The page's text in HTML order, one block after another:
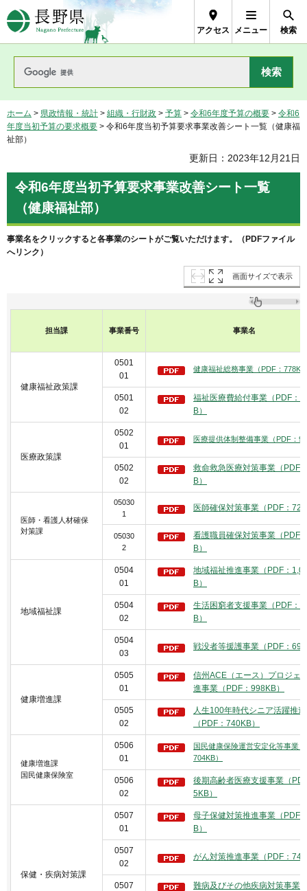
長野県Nagano Prefecture
アクセス メニュー 検索
ホーム > 県政情報・統計 > 組織・行財政 > 予算 > 令和6年度予算の概要 > 令和6
年度当初予算の要求概要 > 令和6年度当初予算要求事業改善シート一覧（健康福
祉部）
更新日：2023年12月21日
令和6年度当初予算要求事業改善シート一覧
（健康福祉部）
事業名をクリックすると各事業のシートがご覧いただけます。（PDFファイル
へリンク）
画面サイズで表示
担当課 事業番号 事業名
健康福祉政策課
0501
01
健康福祉総務事業（PDF：778KB
0501
02
福祉医療費給付事業（PDF：
B）
医療政策課
0502
01
医療提供体制整備事業（PDF：
0502
02
救命救急医療対策事業（PDF
B）
医師・看護人材確保
対策課
05030
1
医師確保対策事業（PDF：
05030
2
看護職員確保対策事業（PDF
B）
地域福祉課
0504
01
地域福祉推進事業（PDF：
B）
0504
02
生活困窮者支援事業（PDF：
B）
0504
03
戦没者等援護事業（PDF：
健康増進課
0505
01
信州ACE（エース）プロジェ
進事業（PDF：998KB）
0505
02
人生100年時代シニア活躍推
（PDF：740KB）
健康増進課
国民健康保険室
0506
01
国民健康保険運営安定化等事業
704KB）
0506
02
後期高齢者医療支援事業（
5KB）
保健・疾病対策課
0507
01
母子保健対策推進事業（PDF
B）
0507
02
がん対策推進事業（PDF：
0507
難病及びその他疾病対策事業